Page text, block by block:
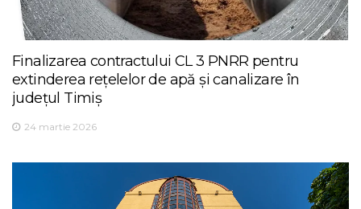
Finalizarea contractului CL 3 PNRR pentru
extinderea rețelelor de apă și canalizare în
județul Timiș
24 martie 2026